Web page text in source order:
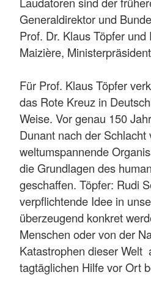
Generaldirektor und
Prof. Dr. Klaus Töpfer und
Maizière,
Für Prof. Klaus Töpfer
das Rote Kreuz in
Weise. Vor genau 150
Dunant nach der
weltumspannende
die Grundlagen des
geschaffen. Töpfer: Rudi
verpflichtende Idee in
überzeugend konkret
Menschen oder von der
Katastrophen dieser Welt
tagtäglichen Hilfe vor Ort